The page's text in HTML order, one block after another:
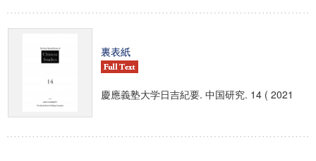
裏表紙
慶應義塾大学日吉紀要. 中国研究. 14 ( 2021